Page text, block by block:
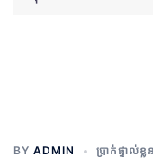
BY ADMIN ប្រាក់ផ្ទាល់ខ្